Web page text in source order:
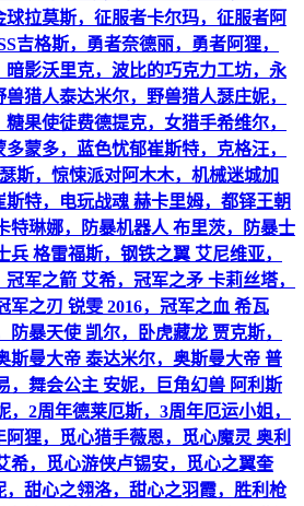
球拉莫斯，征服者卡尔玛，征服者阿
吉格斯，勇者奈德丽，勇者阿狸，
暗影沃里克，波比的巧克力工坊，永
猎人泰达米尔，野兽猎人瑟庄妮，
果使徒费德提克，女猎手希维尔，
蒙多，蓝色忧郁崔斯特，克格汪，
斯，惊悚派对阿木木，机械迷城加
斯特，电玩战魂 赫卡里姆，都铎王朝
特琳娜，防暴机器人 布里茨，防暴士
兵 格雷福斯，钢铁之翼 艾尼维亚，
军之箭 艾希，冠军之矛 卡莉丝塔，
军之刃 锐雯 2016，冠军之血 希瓦
防暴天使 凯尔，卧虎藏龙 贾克斯，
斯曼大帝 泰达米尔，奥斯曼大帝 普
，舞会公主 安妮，巨角幻兽 阿利斯
，2周年德莱厄斯，3周年厄运小姐，
阿狸，觅心猎手薇恩，觅心魔灵 奥利
希，觅心游侠卢锡安，觅心之翼奎
，甜心之翎洛，甜心之羽霞，胜利枪